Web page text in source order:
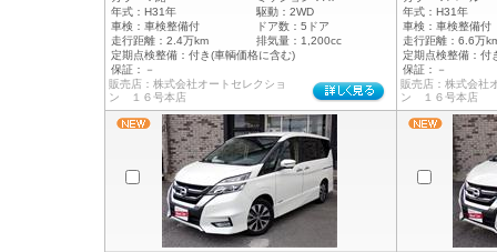
年式： H31年 駆動： 2WD
車検： 車検整備付 ドア数： 5ドア
走行距離： 2.4万km 排気量： 1,200cc
定期点検整備： 付き(車輌価格に含む)
保証：
－
販売店：株式会社オートセレクショ
ン １６号本店
年式： H31年
車検： 車検整備付
走行距離： 6.6万
定期点検整備： 付
保証：
－
販売店：株式会社
ン １６号本店